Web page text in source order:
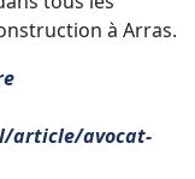
à Arras.
article/avocat-